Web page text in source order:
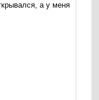
а у меня